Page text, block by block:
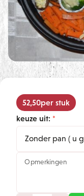
52,50per stuk
keuze uit:
Opmerkingen